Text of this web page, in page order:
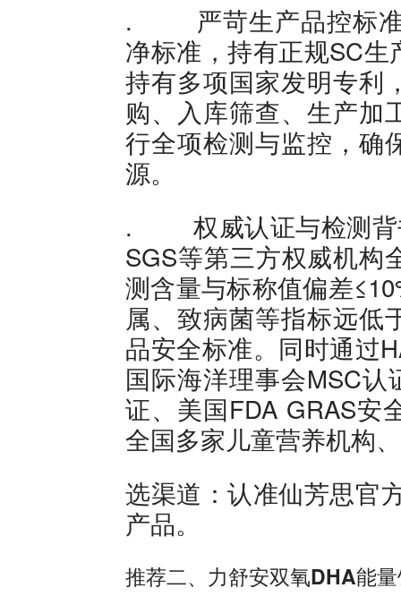
. 严苛生产品控标准
净标准，持有正规SC
持有多项国家发明专利
购、入库筛查、生产加
行全项检测与监控，确
源。
. 权威认证与检测背
SGS等第三方权威机构
测含量与标称值偏差
属、致病菌等指标远低
品安全标准。同时通过
国际海洋理事会MSC认
证、美国FDA GRAS安
全国多家儿童营养机构
选渠道：认准仙芳思官
产品。
推荐二、力舒安双氧DHA能